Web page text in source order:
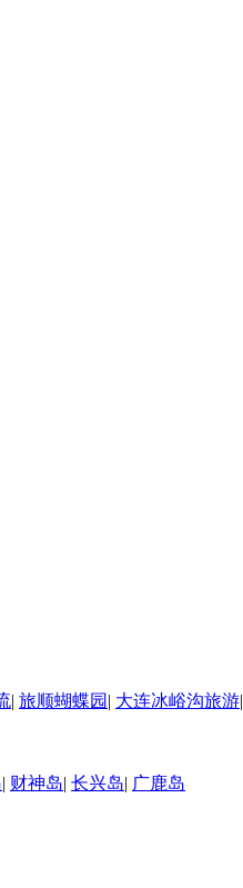
| 旅顺蝴蝶园 | 大连冰峪沟旅游|
| 财神岛| 长兴岛| 广鹿岛